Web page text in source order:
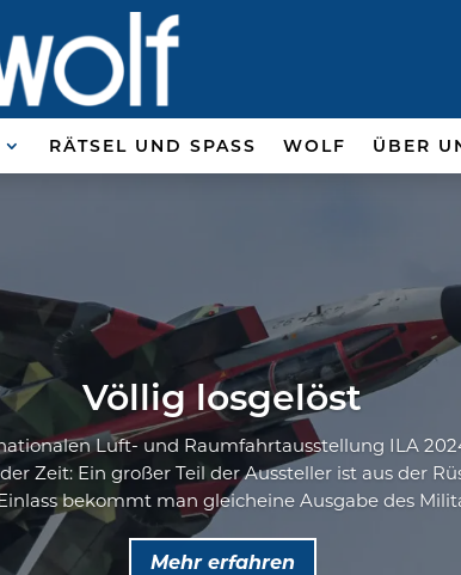
RÄTSEL UND SPASS WOLF ÜBER
Völlig losgelöst
Luft- und Raumfahrtausstellung ILA
Zeit: Ein großer Teil der Aussteller ist aus der
bekommt man gleicheine Ausgabe des
Mehr erfahren